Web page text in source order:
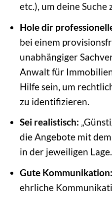
etc.), um deine Suche
Hole dir
bei einem
unabhängiger
Anwalt für
Hilfe sein, um
zu identifizieren.
Sei realistisch:
die Angebote mit
in der jeweiligen Lage.
Gute Kommunikation:
ehrliche